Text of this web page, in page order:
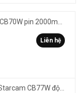
Liên hệ
Camera IP Wifi cầm tay VStarcam CB77W độ phân giải 3MP FullHD 1080P - ghi hành trình làm Vlog